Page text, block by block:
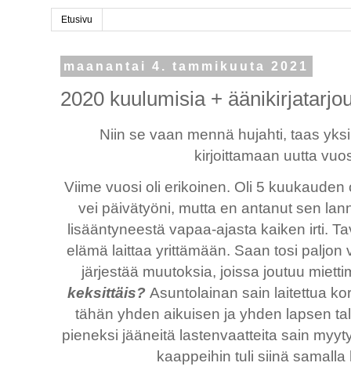
Etusivu
maanantai 4. tammikuuta 2021
2020 kuulumisia +
Niin se vaan mennä hujahti, taas
kirjoittamaan uutta
Viime vuosi oli erikoinen. Oli 5
vei päivätyöni, mutta en antanut sen
lisääntyneestä vapaa-ajasta kaiken irti.
elämä laittaa yrittämään. Saan tosi paljon
järjestää muutoksia, joissa joutuu
keksittäis? Asuntolainan sain laitettua
tähän yhden aikuisen ja yhden lapsen
pieneksi jääneitä lastenvaatteita sain
kaappeihin tuli siinä